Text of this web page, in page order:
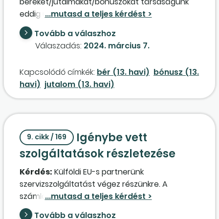
eddig úgy könyvelte, hogy tartozik a
bérköltség/
időbeli elhatárolás (T54-56 K48). 2023. 01. 01-től
a társaság kivás lett, így nincs kapcsolódó
helyzet a 13. havi bérek/jutalmak/bónuszok
alapján fizetendő kivával? Azt is el kell
határolni?
Tovább a válaszhoz
Válaszadás: 2024. március 7.
Kapcsolódó címkék: bér (13. havi) bónusz (13.
havi) jutalom (13. havi)
9. cikk / 169
Igénybe vett
szolgáltatások részletezése
Kérdés: Külföldi EU-s partnerünk
szervizszolgáltatást végez részünkre. A
számlában részletesen felsorolva, külön-külön
részletezve a partnernél felmerült költségek:
Tovább a válaszhoz